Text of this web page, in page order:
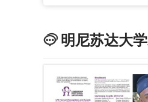
 明尼苏达大